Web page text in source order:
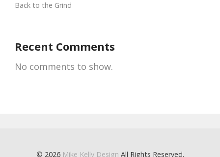
Back to the Grind
Recent Comments
No comments to show.
© 2026 Mike Kelly Design All Rights Reserved.